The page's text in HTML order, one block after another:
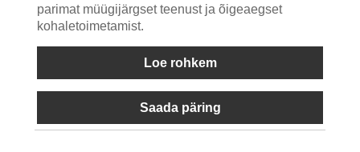
parimat müügijärgset teenust ja õigeaegset
kohaletoimetamist.
Loe rohkem
Saada päring